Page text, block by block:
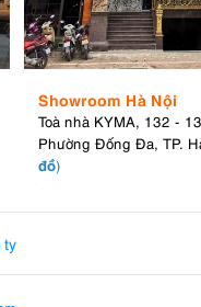
Showroom Hà Nội
Toà nhà KYMA, 132 -
Phường Đống Đa, TP.
đồ)
ty